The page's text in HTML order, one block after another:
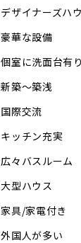
デザイナーズハ
豪華な設備
個室に洗面台有り
新築～築浅
国際交流
キッチン充実
広々バスルーム
大型ハウス
家具/家電付き
外国人が多い